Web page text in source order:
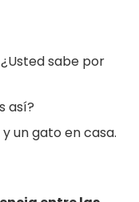
sabe por
así?
un gato en casa.